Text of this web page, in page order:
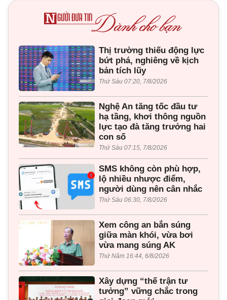
Thị trường thiếu động lực
bứt phá, nghiêng về kịch
bản tích lũy
Thứ Sáu 07:20, 7/8/2026
Nghệ An tăng tốc đầu tư
hạ tầng, khơi thông nguồn
lực tạo đà tăng trưởng hai
con số
Thứ Sáu 07:15, 7/8/2026
SMS không còn phù hợp,
lộ nhiều nhược điểm,
người dùng nên cân nhắc
Thứ Sáu 06:30, 7/8/2026
Xem công an bắn súng
giữa màn khói, vừa bơi
vừa mang súng AK
Thứ Năm 16:44, 6/8/2026
Xây dựng “thế trận tư
tưởng” vững chắc trong